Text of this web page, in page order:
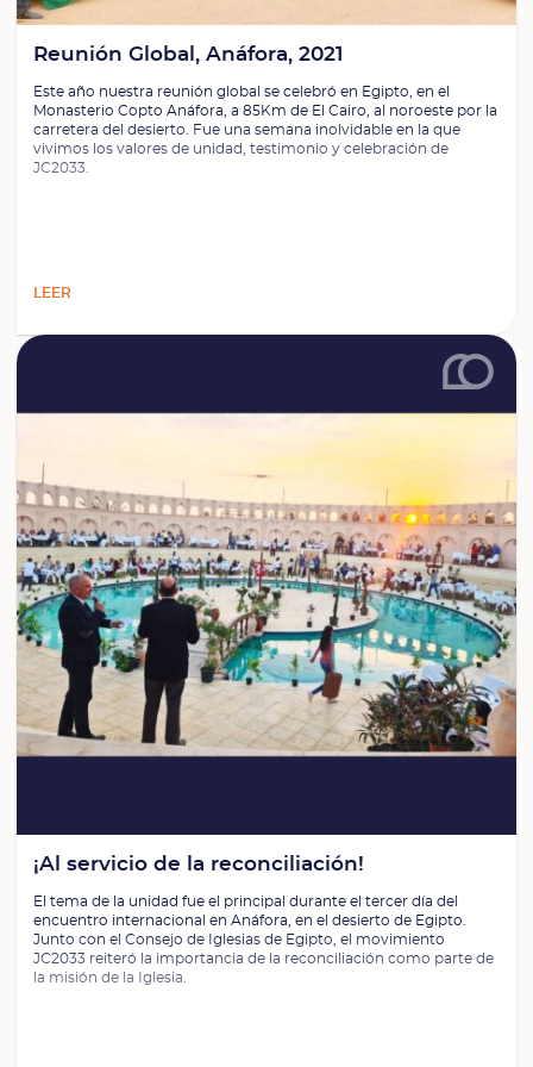
Reunión Global, Anáfora, 2021
Este año nuestra reunión global se celebró en Egipto, en el
Monasterio Copto Anáfora, a 85Km de El Cairo, al noroeste por la
carretera del desierto. Fue una semana inolvidable en la que
vivimos los valores de unidad, testimonio y celebración de
JC2033.
LEER
¡Al servicio de la reconciliación!
El tema de la unidad fue el principal durante el tercer día del
encuentro internacional en Anáfora, en el desierto de Egipto.
Junto con el Consejo de Iglesias de Egipto, el movimiento
JC2033 reiteró la importancia de la reconciliación como parte de
la misión de la Iglesia.